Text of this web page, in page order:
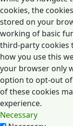
cookies, the
stored on your
working of basic
third-party cookies
how you use this
your browser only
option to opt-out
of these cookies
experience.
Necessary